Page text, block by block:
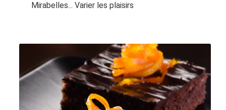
Mirabelles... Varier les plaisirs